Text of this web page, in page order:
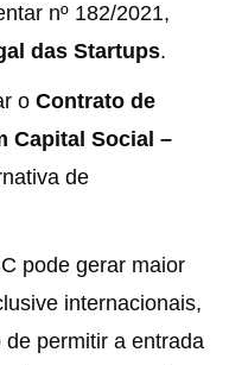
nº 182/2021,
das Startups.
o Contrato de
Capital Social –
de
pode gerar maior
internacionais,
permitir a entrada